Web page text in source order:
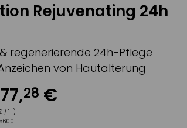
Rejuvenating 24h
regenerierende 24h-Pflege
von Hautalterung
77,28 €
/ 1l )
5600